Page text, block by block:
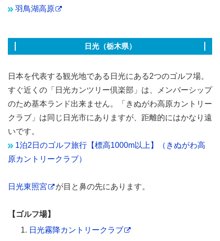
羽鳥湖高原
日光（栃木県）
日本を代表する観光地である日光にある2つのゴルフ場。
すぐ近くの「日光カンツリー倶楽部」は、メンバーシップ
のため基本ランド出来ません。「きぬがわ高原カントリー
クラブ」は同じ日光市にありますが、距離的にはかなり遠
いです。
1泊2日のゴルフ旅行【標高1000m以上】（きぬがわ高
原カントリークラブ）
日光東照宮 が目と鼻の先にあります。
【ゴルフ場】
日光霧降カントリークラブ